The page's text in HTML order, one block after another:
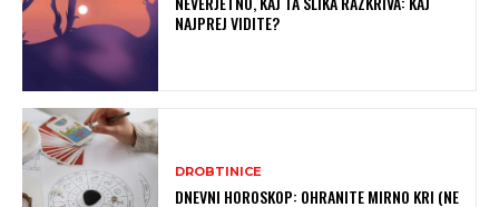
NAJPREJ VIDITE?
DROBTINICE
DNEVNI HOROSKOP: OHRANITE MIRNO KRI (NE